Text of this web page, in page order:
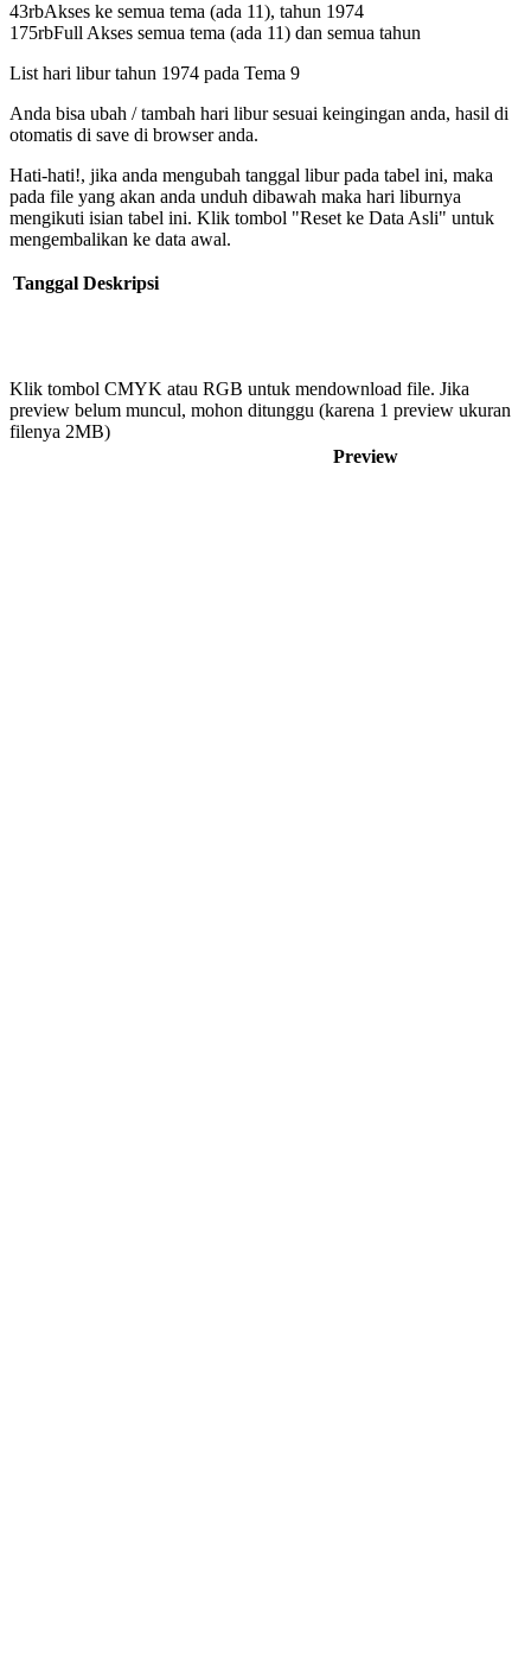
43rbAkses ke semua tema (ada 11), tahun 1974
175rbFull Akses semua tema (ada 11) dan semua tahun
List hari libur tahun 1974 pada Tema 9
Anda bisa ubah / tambah hari libur sesuai keingingan anda, hasil di
otomatis di save di browser anda.
Hati-hati!, jika anda mengubah tanggal libur pada tabel ini, maka
pada file yang akan anda unduh dibawah maka hari liburnya
mengikuti isian tabel ini. Klik tombol "Reset ke Data Asli" untuk
mengembalikan ke data awal.
Tanggal Deskripsi
Klik tombol CMYK atau RGB untuk mendownload file. Jika
preview belum muncul, mohon ditunggu (karena 1 preview ukuran
filenya 2MB)
Preview